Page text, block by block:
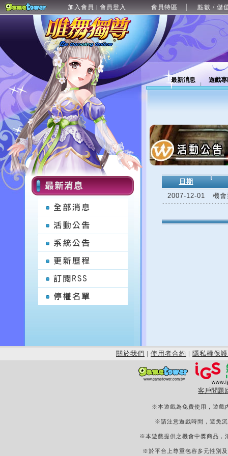
加入會員 | 會員登入 會員特區 點數 / 儲
最新消息 遊戲
日期
2007-12-01
機
關於我們 | 使用者合約 | 隱私權保護
客戶問題
※本遊戲為免費使用，遊戲
※請注意遊戲時間，避免
※本遊戲提供之機會中獎商品，
※於平台上尊重包容多元性別